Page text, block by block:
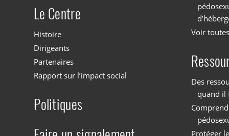
Le Centre
Histoire
Dirigeants
Partenaires
Rapport sur l’impact social
Politiques
Voir
Des
quand il
Protéger